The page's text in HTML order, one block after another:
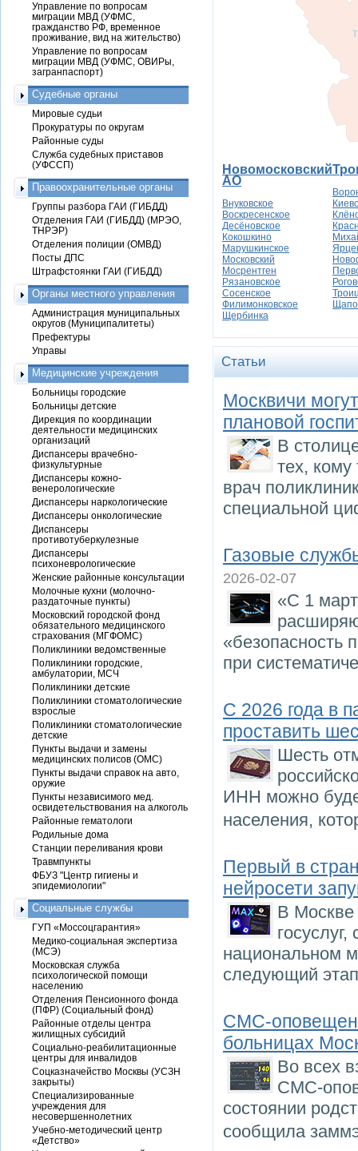
Новомосковский
АО
Внуковское
Воскресенское
Десёновское
Кокошкино
Марушкинское
Московский
Мосрентген
Рязановское
Сосенское
Филимонковское
Щербинка
Статьи
Москвичи
плановой
В
тех, кому
врач
специальной
Газовые
2026-02-07
«С 1
«безопасность
при
С 2026 года в
проставить
Шесть
ИНН можно
населения,
Первый в
нейросети
В Москве
национальном
следующий
СМС-
больницах
Во всех
СМС-
состоянии
сообщила
Управление по вопросам
миграции МВД (УФМС,
гражданство РФ, временное
проживание, вид на жительство)
Управление по вопросам
миграции МВД (УФМС, ОВИРы,
загранпаспорт)
Судебные органы
Мировые судьи
Прокуратуры по округам
Районные суды
Служба судебных приставов
(УФССП)
Правоохранительные органы
Группы разбора ГАИ (ГИБДД)
Отделения ГАИ (ГИБДД) (МРЭО,
ТНРЭР)
Отделения полиции (ОМВД)
Посты ДПС
Штрафстоянки ГАИ (ГИБДД)
Органы местного управления
Администрация муниципальных
округов (Муниципалитеты)
Префектуры
Управы
Медицинские учреждения
Больницы городские
Больницы детские
Дирекция по координации
деятельности медицинских
организаций
Диспансеры врачебно-
физкультурные
Диспансеры кожно-
венерологические
Диспансеры наркологические
Диспансеры онкологические
Диспансеры
противотуберкулезные
Диспансеры
психоневрологические
Женские районные консультации
Молочные кухни (молочно-
раздаточные пункты)
Московский городской фонд
обязательного медицинского
страхования (МГФОМС)
Поликлиники ведомственные
Поликлиники городские,
амбулатории, МСЧ
Поликлиники детские
Поликлиники стоматологические
взрослые
Поликлиники стоматологические
детские
Пункты выдачи и замены
медицинских полисов (ОМС)
Пункты выдачи справок на авто,
оружие
Пункты независимого мед.
освидетельствования на алкоголь
Районные гематологи
Родильные дома
Станции переливания крови
Травмпункты
ФБУЗ "Центр гигиены и
эпидемиологии"
Социальные службы
ГУП «Моссоцгарантия»
Медико-социальная экспертиза
(МСЭ)
Московская служба
психологической помощи
населению
Отделения Пенсионного фонда
(ПФР) (Социальный фонд)
Районные отделы центра
жилищных субсидий
Социально-реабилитационные
центры для инвалидов
Соцказначейство Москвы (УСЗН
закрыты)
Специализированные
учреждения для
несовершеннолетних
Учебно-методический центр
«Детство»